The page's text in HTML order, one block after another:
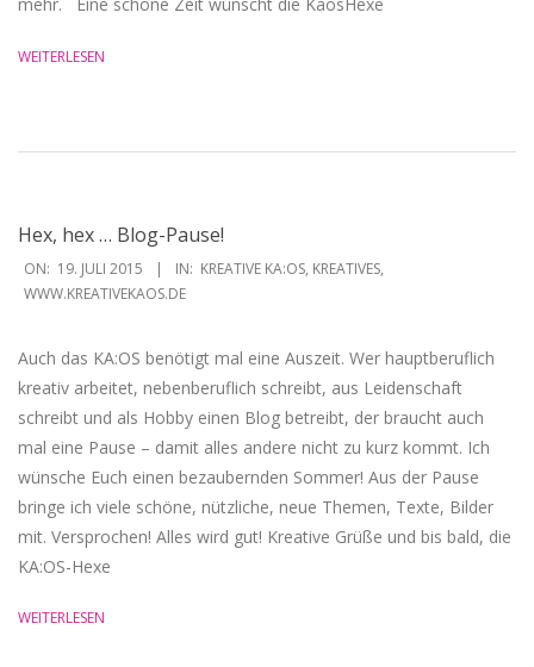
WEITERLESEN
Hex, hex … Blog-Pause!
2015-
07-
ON: 19. JULI 2015 IN: KREATIVE KA:OS, KREATIVES,
WWW.KREATIVEKAOS.DE
Auch das KA:OS benötigt mal eine Auszeit. Wer hauptberuflich
kreativ arbeitet, nebenberuflich schreibt, aus Leidenschaft
schreibt und als Hobby einen Blog betreibt, der braucht auch
mal eine Pause – damit alles andere nicht zu kurz kommt. Ich
wünsche Euch einen bezaubernden Sommer! Aus der Pause
bringe ich viele schöne, nützliche, neue Themen, Texte, Bilder
mit. Versprochen! Alles wird gut! Kreative Grüße und bis bald, die
KA:OS-Hexe ‎ ‎ ‎
WEITERLESEN